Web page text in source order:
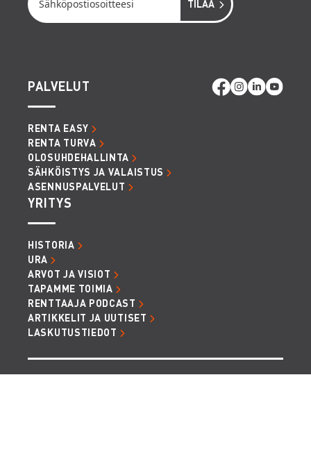
PALVELUT
RENTA EASY
RENTA TURVA
OLOSUHDEHALLINTA
SÄHKÖISTYS JA VALAISTUS
ASENNUSPALVELUT
YRITYS
HISTORIA
URA
ARVOT JA VISIOT
TAPAMME TOIMIA
RENTTAAJA PODCAST
ARTIKKELIT JA UUTISET
LASKUTUSTIEDOT